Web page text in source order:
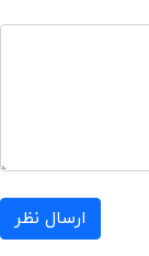
ارسال نظر